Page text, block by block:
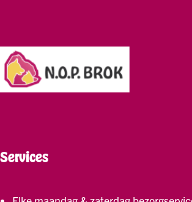
Services